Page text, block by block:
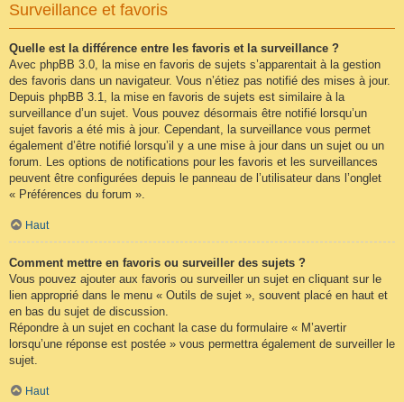
Surveillance et favoris
Quelle est la différence entre les favoris et la surveillance ?
Avec phpBB 3.0, la mise en favoris de sujets s’apparentait à la gestion
des favoris dans un navigateur. Vous n’étiez pas notifié des mises à jour.
Depuis phpBB 3.1, la mise en favoris de sujets est similaire à la
surveillance d’un sujet. Vous pouvez désormais être notifié lorsqu’un
sujet favoris a été mis à jour. Cependant, la surveillance vous permet
également d’être notifié lorsqu’il y a une mise à jour dans un sujet ou un
forum. Les options de notifications pour les favoris et les surveillances
peuvent être configurées depuis le panneau de l’utilisateur dans l’onglet
« Préférences du forum ».
Haut
Comment mettre en favoris ou surveiller des sujets ?
Vous pouvez ajouter aux favoris ou surveiller un sujet en cliquant sur le
lien approprié dans le menu « Outils de sujet », souvent placé en haut et
en bas du sujet de discussion.
Répondre à un sujet en cochant la case du formulaire « M’avertir
lorsqu’une réponse est postée » vous permettra également de surveiller le
sujet.
Haut